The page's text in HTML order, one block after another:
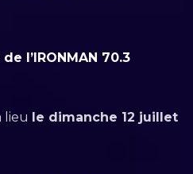
l’IRONMAN 70.3
lieu le dimanche 12 juillet